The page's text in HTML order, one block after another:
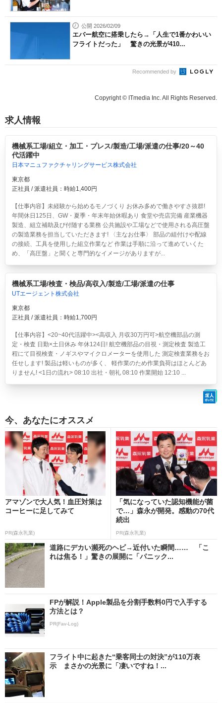
公開 2026/02/09
エバー航空に搭乗したら→「人生で1番かわいい
フライトだった」 驚きの光景が410...
Recommended by
Copyright © ITmedia Inc. All Rights Reserved.
求人情報
機械系工場/組立・加工・プレス/製造/工場/派遣の仕事/20～40
代活躍中
日本マニュファクチャリングサービス株式会社
東京都
正社員 / 派遣社員：時給1,400円
【仕事内容】未経験から始めるモノづくり お休み多めで働きやすさ抜群!
年間休日125日、GW・夏季・年末年始休暇あり 食堂や売店完備 産業機器
製造、組立補助及び付随する業務 公共施設や工場などで使用される高圧盤
の製造業務を担当していただきます! 〈主なお仕事〉 部品の組付けや配線
の接続、工具を使用した組立作業など 作業は手順に沿って進めていくた
め、「高圧盤」と聞くと専門的なイメージがありますが...
機械系工場/検査・検品/高収入/製造/工場/派遣の仕事
UTエージェント株式会社
東京都
正社員 / 派遣社員：時給1,700円
【仕事内容】<20~40代活躍中><高収入 月収30万円可>航空機部品の測
定・検査 日勤×土日休み 年休124日!航空機部品の目視・測定検査 製造工
程にて目視検査・ノギスやマイクロメーターを使用した 測定検査業務をお
任せします! 製品は軽いものが多く、 軽作業のため作業負荷はほとんどあ
りません! <1日の流れ> 08:10 出社・朝礼 08:10 作業開始 12:10 ...
今、あなたにオススメ
アマゾンで大人気！血圧対策は
コーヒーに足してみて
PR(森永乳業)
「気になっていた認知機能が菌
で…」森永が開発。感動の70代
続出
PR(森永乳業)
道路にデカい瀕死のヘビ→近付いた瞬間…… 「こ
れは焦る！」驚きの展開に「パニック...
FPが解説！Apple製品を分割手数料0円で入手する
方法とは？
PR(Fav-Log)
フライト中に起きた“乗客同士の対決”が110万表
示 まさかの光景に「凄いですね！...